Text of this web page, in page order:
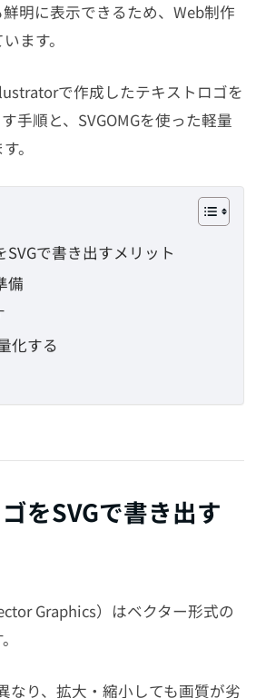
明に表示できるため、Web制作
ます。
で作成したテキストロゴを
手順と、SVGOMGを使った軽量
。
で書き出すメリット
備
化する
をSVGで書き出す
Graphics）はベクター形式の
なり、拡大・縮小しても画質が劣